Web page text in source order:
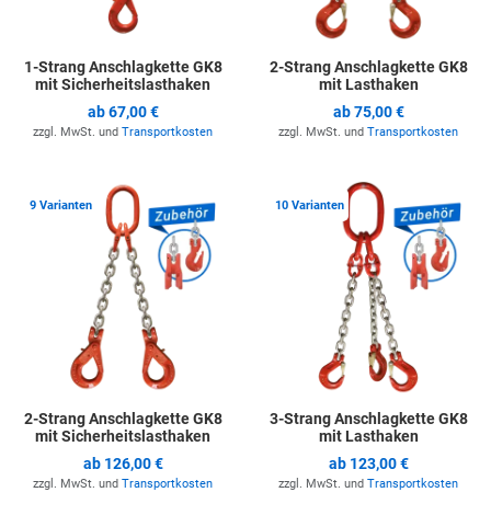
1-Strang Anschlagkette GK8
mit Sicherheitslasthaken
ab67,00 €
zzgl. MwSt. und Transportkosten
2-Strang Anschlagkette GK8
mit Lasthaken
ab75,00 €
zzgl. MwSt. und Transportkosten
9 Varianten Zur Merkliste hinzufügen
2-Strang Anschlagkette GK8
mit Sicherheitslasthaken
ab 126,00 €
zzgl. MwSt. und Transportkosten
10 Varianten
3-Strang Anschlagkette GK8
mit Lasthaken
ab 123,00 €
zzgl. MwSt. und Transportkosten